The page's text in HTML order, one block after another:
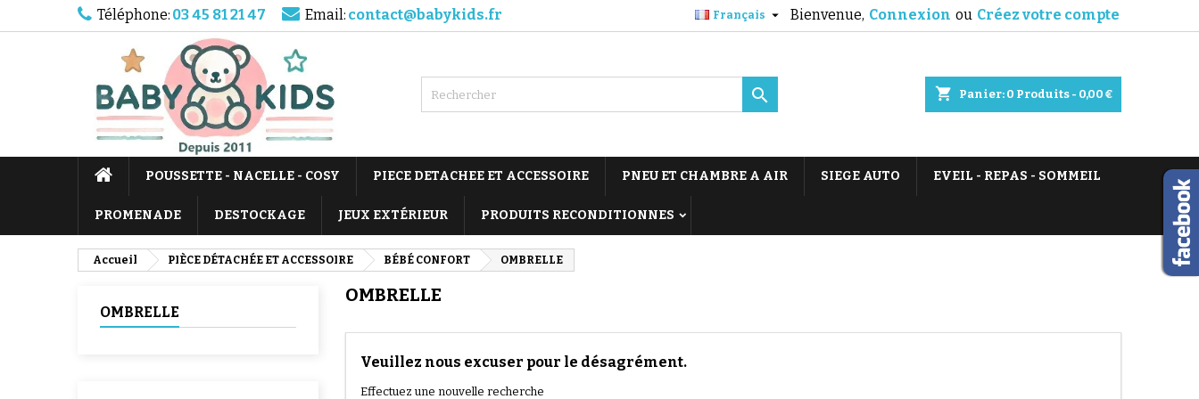
Téléphone: 03 45 81 21 47 Email: contact@babykids.fr Bienvenue, Connexion ou Créez votre compte
Français 
shopping_cart Panier: 0 Produits - 0,00 €

POUSSETTE - NACELLE - COSY PIECE DETACHEE ET ACCESSOIRE PNEU ET CHAMBRE A AIR SIEGE AUTO EVEIL - REPAS - SOMMEIL
PROMENADE DESTOCKAGE JEUX EXTÉRIEUR PRODUITS RECONDITIONNES
Accueil PIÈCE DÉTACHÉE ET ACCESSOIRE BÉBÉ CONFORT OMBRELLE
OMBRELLE
OMBRELLE
Veuillez nous excuser pour le désagrément.
Effectuez une nouvelle recherche